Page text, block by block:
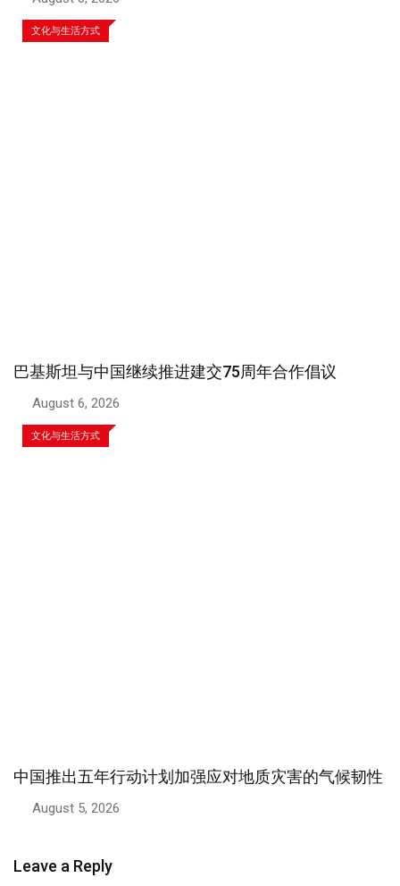
文化与生活方式
巴基斯坦与中国继续推进建交75周年合作倡议
August 6, 2026
文化与生活方式
中国推出五年行动计划加强应对地质灾害的气候韧性
August 5, 2026
Leave a Reply